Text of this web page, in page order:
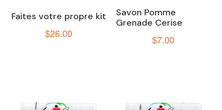
Faites votre propre kit
$26.00
Savon Pomme
Grenade Cerise
$7.00